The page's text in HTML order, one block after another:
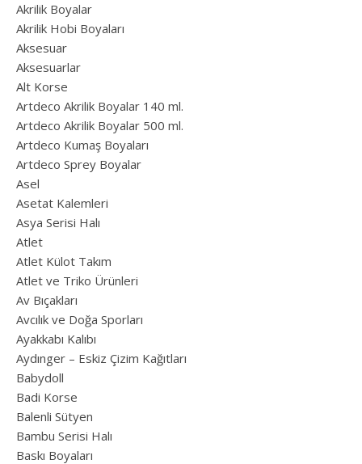
Akrilik Boyalar
Akrilik Hobi Boyaları
Aksesuar
Aksesuarlar
Alt Korse
Artdeco Akrilik Boyalar 140 ml.
Artdeco Akrilik Boyalar 500 ml.
Artdeco Kumaş Boyaları
Artdeco Sprey Boyalar
Asel
Asetat Kalemleri
Asya Serisi Halı
Atlet
Atlet Külot Takım
Atlet ve Triko Ürünleri
Av Bıçakları
Avcılık ve Doğa Sporları
Ayakkabı Kalıbı
Aydınger – Eskiz Çizim Kağıtları
Babydoll
Badi Korse
Balenli Sütyen
Bambu Serisi Halı
Baskı Boyaları